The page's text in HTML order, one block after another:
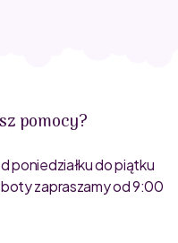
pomocy?
poniedziałku do piątku
zapraszamy od 9:00